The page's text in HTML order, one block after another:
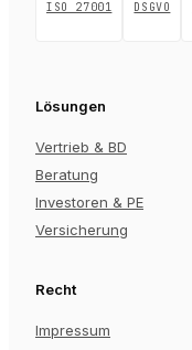
ISO 27001 DSGVO
Lösungen
Vertrieb & BD
Beratung
Investoren & PE
Versicherung
Recht
Impressum